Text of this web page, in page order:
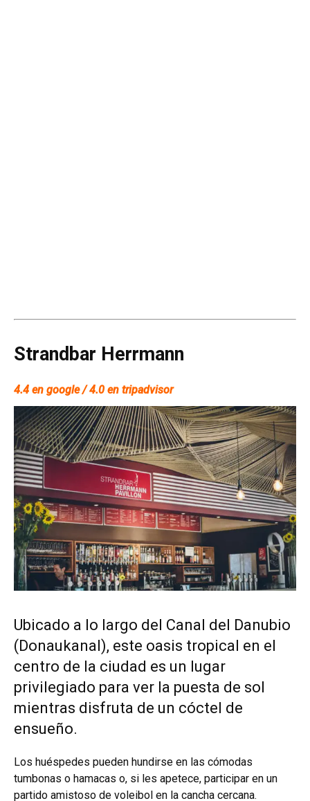
Strandbar Herrmann
4.4 en google / 4.0 en tripadvisor
Ubicado a lo largo del Canal del Danubio
(Donaukanal), este oasis tropical en el
centro de la ciudad es un lugar
privilegiado para ver la puesta de sol
mientras disfruta de un cóctel de
ensueño.
Los huéspedes pueden hundirse en las cómodas
tumbonas o hamacas o, si les apetece, participar en un
partido amistoso de voleibol en la cancha cercana.